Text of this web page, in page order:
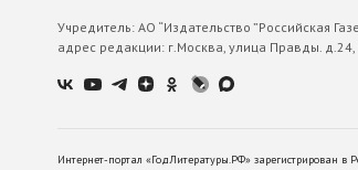
Учредитель: АО “Издательство ”Российская
адрес редакции: г.Москва, улица Правды. д.24,
Интернет-портал «ГодЛитературы.РФ» зарегистрирован в